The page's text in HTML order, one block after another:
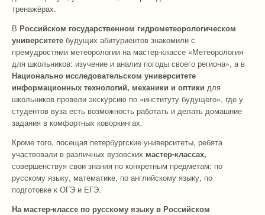
тренажёрах.
В Российском государственном гидрометеорологическом
университете будущих абитуриентов знакомили с
премудростями метеорологии на мастер-классе «Метеорология
для школьников: изучение и анализ погоды своего региона», а в
Национально исследовательском университете
информационных технологий, механики и оптики для
школьников провели экскурсию по «институту будущего», где у
студентов вуза есть возможность работать и делать домашние
задания в комфортных коворкингах.
Кроме того, посещая петербургские университеты, ребята
участвовали в различных вузовских мастер-классах,
совершенствуя свои знания по конкретным предметам: по
русскому языку, математике, по английскому языку, по
подготовке к ОГЭ и ЕГЭ.
На мастер-классе по русскому языку в Российском